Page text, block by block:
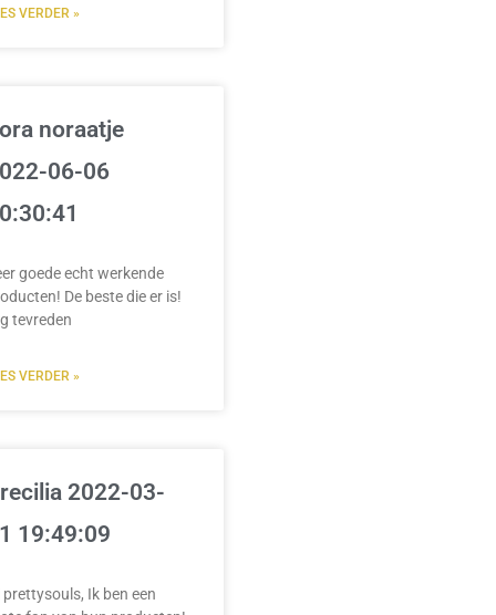
VERDER »
noraatje
06-06
goede echt werkende
De beste die er is!
tevreden
VERDER »
2022-03-
19:49:09
prettysouls, Ik ben een